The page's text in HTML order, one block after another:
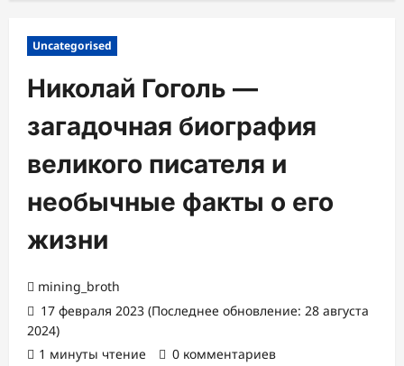
Uncategorised
Николай Гоголь —
загадочная биография
великого писателя и
необычные факты о его
жизни
mining_broth
17 февраля 2023 (Последнее обновление: 28 августа
2024)
1 минуты чтение
0 комментариев